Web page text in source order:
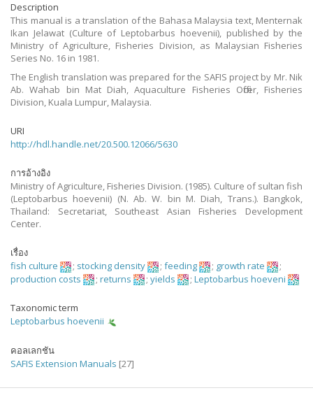
Description
This manual is a translation of the Bahasa Malaysia text, Menternak
Ikan Jelawat (Culture of Leptobarbus hoevenii), published by the
Ministry of Agriculture, Fisheries Division, as Malaysian Fisheries
Series No. 16 in 1981.
The English translation was prepared for the SAFIS project by Mr. Nik
Ab. Wahab bin Mat Diah, Aquaculture Fisheries Officer, Fisheries
Division, Kuala Lumpur, Malaysia.
URI
http://hdl.handle.net/20.500.12066/5630
การอ้างอิง
Ministry of Agriculture, Fisheries Division. (1985). Culture of sultan fish
(Leptobarbus hoevenii) (N. Ab. W. bin M. Diah, Trans.). Bangkok,
Thailand: Secretariat, Southeast Asian Fisheries Development
Center.
เรื่อง
fish culture
; stocking density ; feeding ; growth rate
;
production costs
; returns ; yields ; Leptobarbus hoeveni
Taxonomic term
Leptobarbus hoevenii
คอลเลกชัน
SAFIS Extension Manuals [27]